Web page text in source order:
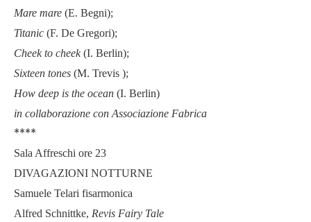
Mare mare (E. Begni);
Titanic (F. De Gregori);
Cheek to cheek(I. Berlin);
Sixteen tones (M. Trevis );
How deep is the ocean (I. Berlin)
in collaborazione con Associazione Fabrica
****
Sala Affreschi ore 23
DIVAGAZIONI NOTTURNE
Samuele Telari fisarmonica
Alfred Schnittke, Revis Fairy Tale